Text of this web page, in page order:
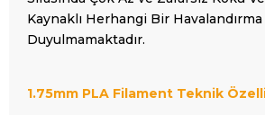
Kaynaklı Herhangi Bir
Duyulmamaktadır.
1.75mm PLA Filament Teknik